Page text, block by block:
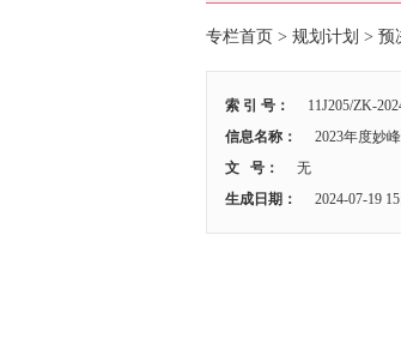
专栏首页 > 规划计划 > 预
索 引 号： 11J205/ZK-
信息名称：
2023年度妙
文 号：
无
生成日期：
2024-07-19